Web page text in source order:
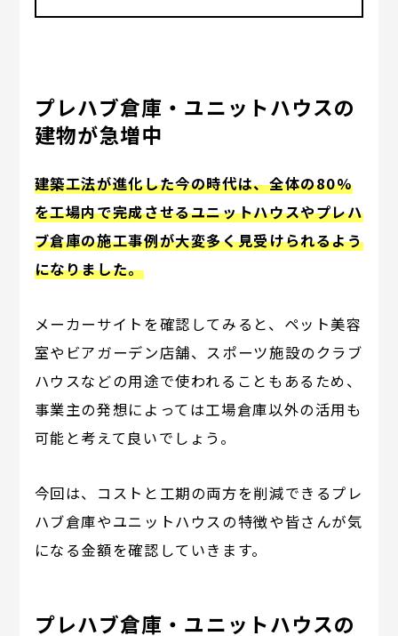
プレハブ倉庫・ユニットハウスの
建物が急増中
建築工法が進化した今の時代は、全体の80%
を工場内で完成させるユニットハウスやプレハ
ブ倉庫の施工事例が大変多く見受けられるよう
になりました。
メーカーサイトを確認してみると、ペット美容
室やビアガーデン店舗、スポーツ施設のクラブ
ハウスなどの用途で使われることもあるため、
事業主の発想によっては工場倉庫以外の活用も
可能と考えて良いでしょう。
今回は、コストと工期の両方を削減できるプレ
ハブ倉庫やユニットハウスの特徴や皆さんが気
になる金額を確認していきます。
プレハブ倉庫・ユニットハウスの